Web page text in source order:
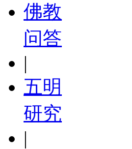
佛教
问答
|
五明
研究
|